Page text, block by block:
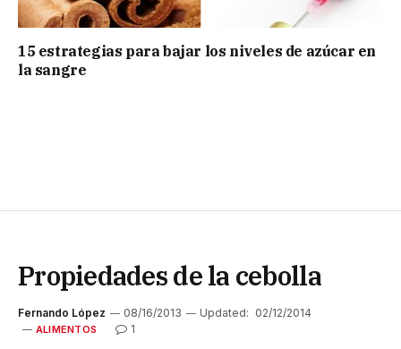
15 estrategias para bajar los niveles de azúcar en
la sangre
Propiedades de la cebolla
Fernando López 08/16/2013 Updated: 02/12/2014
ALIMENTOS 1